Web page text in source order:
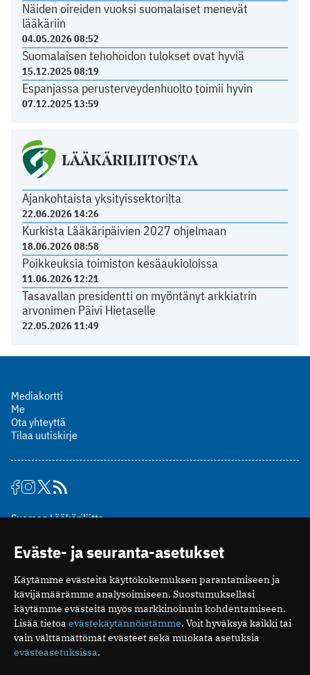
Näiden oireiden vuoksi suomalaiset menevät
lääkäriin
04.05.2026 08:52
Suomalaisen tehohoidon tulokset ovat hyviä
15.12.2025 08:19
Espanjassa perusterveydenhuolto toimii hyvin
07.12.2025 13:59
LÄÄKÄRILIITOSTA
Ajankohtaista yksityissektorilta
22.06.2026 14:26
Kurkista Lääkäripäivien 2027 ohjelmaan
18.06.2026 08:58
Poikkeuksia toimiston kesäaukioloissa
11.06.2026 12:21
Tasavallan presidentti on myöntänyt arkkiatrin
arvonimen Päivi Hietaselle
22.05.2026 11:49
Mediakortti
Me
Ota yhteyttä
Tilaa uutiskirje
Suomen Lääkäriliitto
00510 Helsinki
puh. (09) 393 091
toimitus@potilaanlaakarilehti.fi
ISSN 2323-9476
Eväste- ja seuranta-asetukset
Käytämme evästeitä käyttökokemuksen parantamiseen ja
kävijämäärämme analysoimiseen. Suostumuksellasi
käytämme evästeitä myös markkinoinnin kohdentamiseen.
Lisää tietoa evästekäytännöistämme. Voit hyväksyä kaikki tai
vain välttämättömät evästeet sekä muokata asetuksia
evästeasetuksissa.